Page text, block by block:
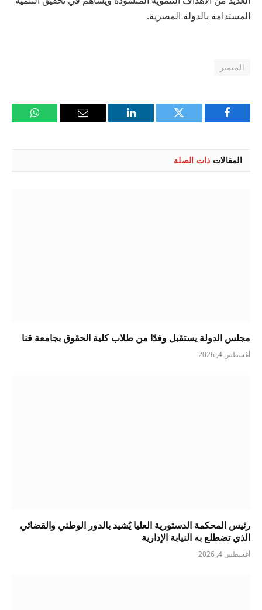
المستدامة بالدولة المصرية.
المتميز
فيسبوك تويتر لينكدإن
البريد
واتساب
المقالات ذات الصلة
مجلس الدولة يستقبل وفدًا من طلاب كلية الحقوق بجامعة قنا
أغسطس 4, 2026
رئيس المحكمة الدستورية العليا يُشيد بالدور الوطني والقضائي
الذي تضطلع به النيابة الإدارية
أغسطس 4, 2026